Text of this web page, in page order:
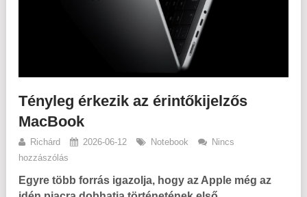
Tényleg érkezik az érintőkijelzős
MacBook
Richárd 2026-06-12 Notebook
Nincs
hozzászólás
Egyre több forrás igazolja, hogy az Apple még az